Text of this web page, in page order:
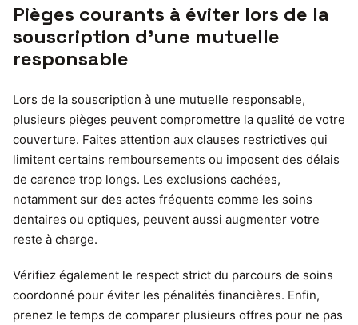
Pièges courants à éviter lors de la
souscription d’une mutuelle
responsable
Lors de la souscription à une mutuelle responsable,
plusieurs pièges peuvent compromettre la qualité de votre
couverture. Faites attention aux clauses restrictives qui
limitent certains remboursements ou imposent des délais
de carence trop longs. Les exclusions cachées,
notamment sur des actes fréquents comme les soins
dentaires ou optiques, peuvent aussi augmenter votre
reste à charge.
Vérifiez également le respect strict du parcours de soins
coordonné pour éviter les pénalités financières. Enfin,
prenez le temps de comparer plusieurs offres pour ne pas